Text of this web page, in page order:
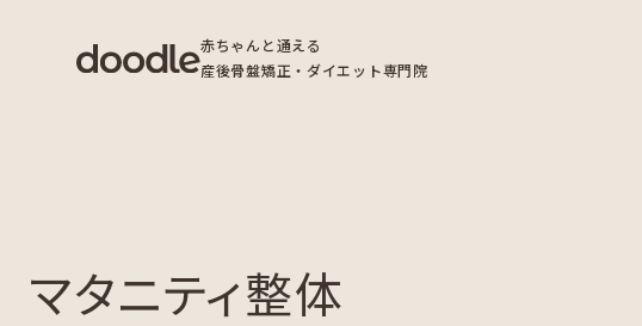
赤ちゃんと通える
産後骨盤矯正・ダイエット専門院
マタニティ整体